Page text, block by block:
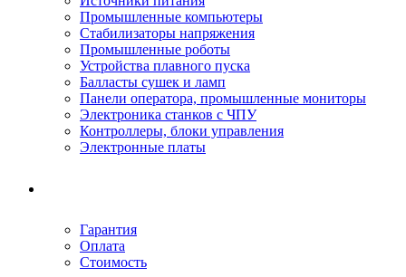
Промышленные компьютеры
Стабилизаторы напряжения
Промышленные роботы
Устройства плавного пуска
Балласты сушек и ламп
Панели оператора, промышленные мониторы
Электроника станков с ЧПУ
Контроллеры, блоки управления
Электронные платы
Гарантия
Оплата
Стоимость